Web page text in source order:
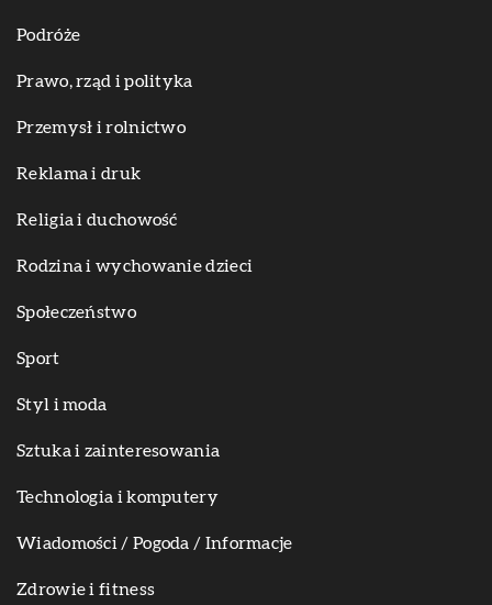
Podróże
Prawo, rząd i polityka
Przemysł i rolnictwo
Reklama i druk
Religia i duchowość
Rodzina i wychowanie dzieci
Społeczeństwo
Sport
Styl i moda
Sztuka i zainteresowania
Technologia i komputery
Wiadomości / Pogoda / Informacje
Zdrowie i fitness